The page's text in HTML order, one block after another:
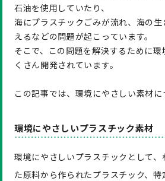
石油を使用していたり、
海にプラスチックごみが流れ、海の
えるなどの問題が起こっています。
そこで、この問題を解決するために
くさん開発されています。
この記事では、環境にやさしい素材に
環境にやさしいプラスチック素材
環境にやさしいプラスチックとして
た原料から作られたプラスチック、特